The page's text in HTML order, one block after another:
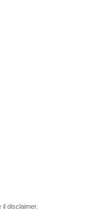
disclaimer.